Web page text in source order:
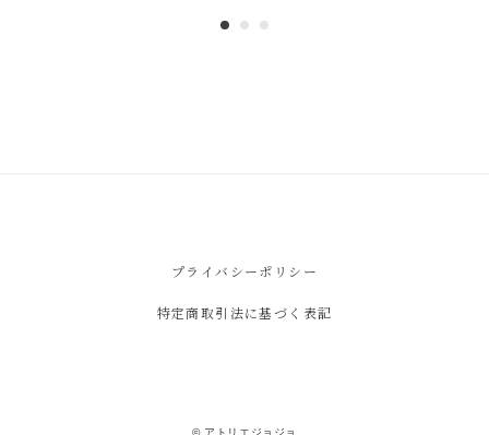
プライバシーポリシー
特定商取引法に基づく表記
© アトリエジョジョ